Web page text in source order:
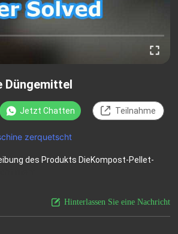
Düngemittel
Jetzt Chatten Teilnahme
zerquetscht
des Produkts DieKompost-Pellet-
Hinterlassen Sie eine Nachricht